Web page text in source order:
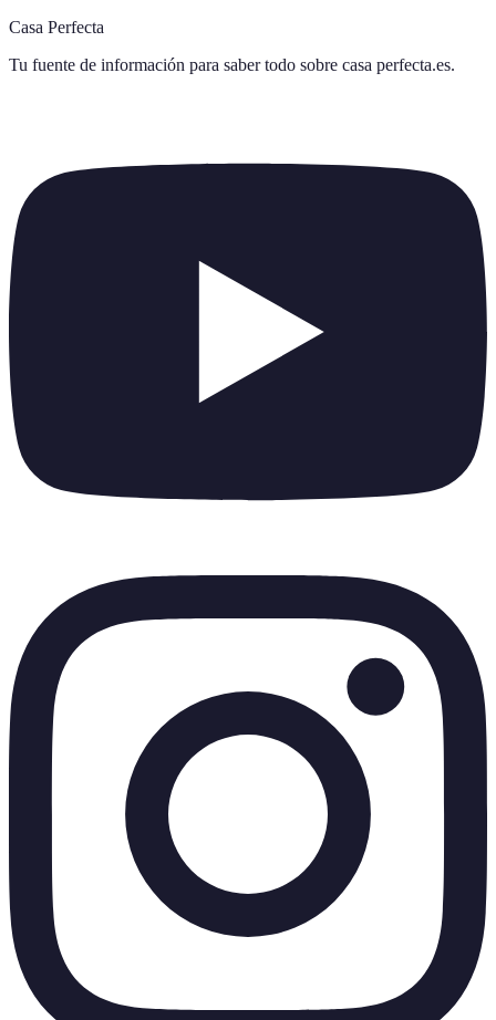
Casa Perfecta
Tu fuente de información para saber todo sobre casa perfecta.es.